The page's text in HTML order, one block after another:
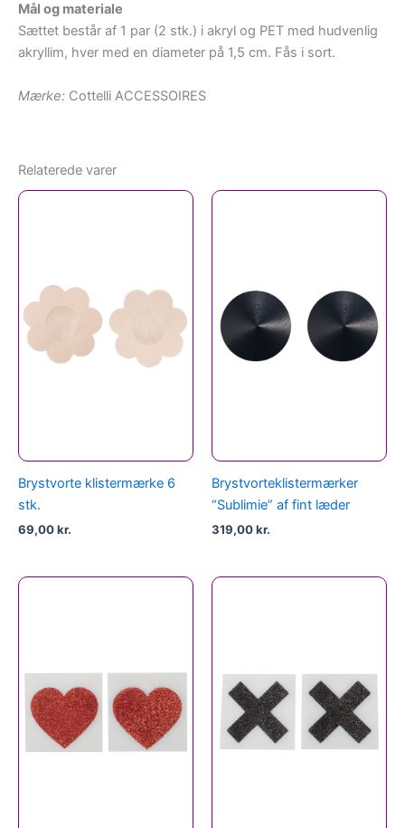
Mål og materiale
Sættet består af 1 par (2 stk.) i akryl og PET med hudvenlig
akryllim, hver med en diameter på 1,5 cm. Fås i sort.
Mærke: Cottelli ACCESSOIRES
Relaterede varer
Brystvorte klistermærke 6
stk.
69,00kr.
Brystvorteklistermærker
“Sublimie” af fint læder
319,00kr.